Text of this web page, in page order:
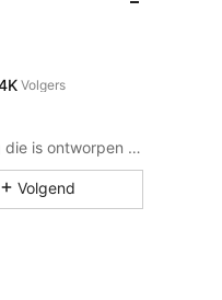
Maak je klaar om te schitteren in badkleding die is ontworpen voor elke sfeer!
Volgend